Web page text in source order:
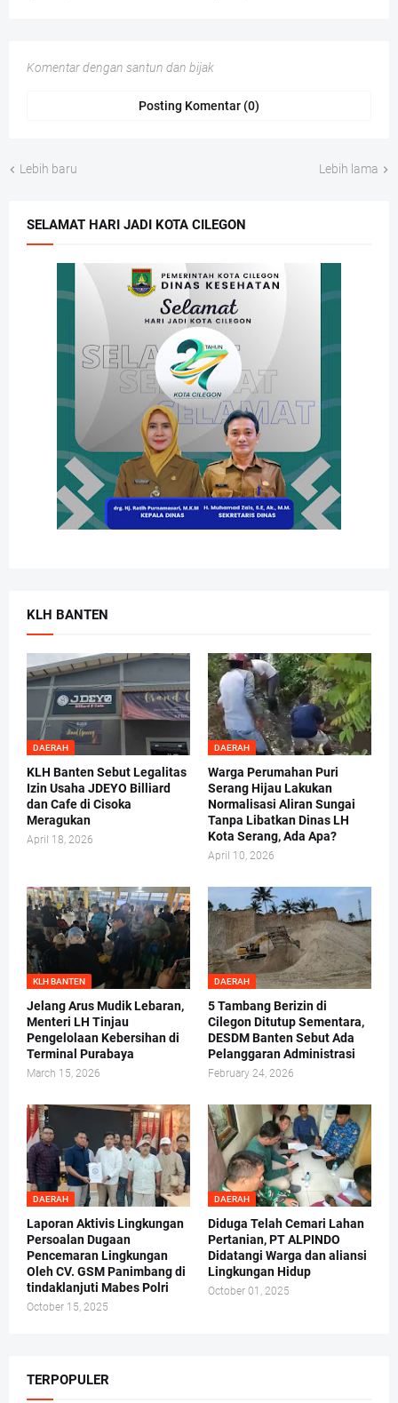
Komentar dengan santun dan bijak
Posting Komentar (0)
Lebih baru Lebih lama
SELAMAT HARI JADI KOTA CILEGON
KLH BANTEN
DAERAH
KLH Banten Sebut Legalitas
Izin Usaha JDEYO Billiard
dan Cafe di Cisoka
Meragukan
April 18, 2026
DAERAH
Warga Perumahan Puri
Serang Hijau Lakukan
Normalisasi Aliran Sungai
Tanpa Libatkan Dinas LH
Kota Serang, Ada Apa?
April 10, 2026
KLH BANTEN
Jelang Arus Mudik Lebaran,
Menteri LH Tinjau
Pengelolaan Kebersihan di
Terminal Purabaya
March 15, 2026
DAERAH
5 Tambang Berizin di
Cilegon Ditutup Sementara,
DESDM Banten Sebut Ada
Pelanggaran Administrasi
February 24, 2026
DAERAH
Laporan Aktivis Lingkungan
Persoalan Dugaan
Pencemaran Lingkungan
Oleh CV. GSM Panimbang di
tindaklanjuti Mabes Polri
October 15, 2025
DAERAH
Diduga Telah Cemari Lahan
Pertanian, PT ALPINDO
Didatangi Warga dan aliansi
Lingkungan Hidup
October 01, 2025
TERPOPULER